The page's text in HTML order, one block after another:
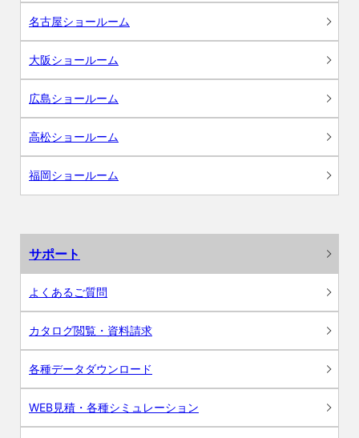
名古屋ショールーム
大阪ショールーム
広島ショールーム
高松ショールーム
福岡ショールーム
サポート
よくあるご質問
カタログ閲覧・資料請求
各種データダウンロード
WEB見積・各種シミュレーション